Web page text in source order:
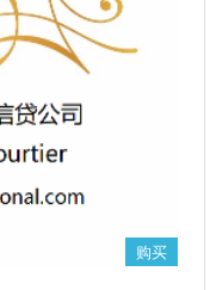
购买